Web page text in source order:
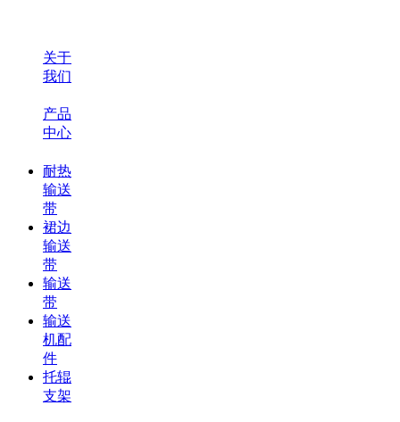
关于
我们
产品
中心
耐热
输送
带
裙边
输送
带
输送
带
输送
机配
件
托辊
支架